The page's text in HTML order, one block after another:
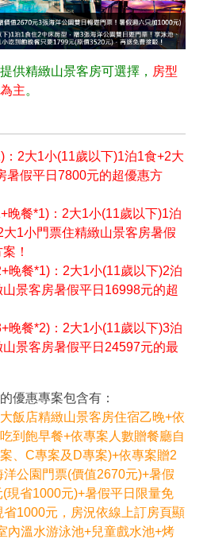
供精緻山景客房可選擇， 房型
主。
2大1小(11歲以下)1泊1食+2大
暑假平日7800元的超優惠方
晚餐*1)：2大1小(11歲以下)1泊
1小門票住精緻山景客房暑假
！
晚餐*1)：2大1小(11歲以下)2泊
景客房暑假平日16998元的超
晚餐*2)：2大1小(11歲以下)3泊
景客房暑假平日24597元的最
優惠專案包含有：
飯店精緻山景客房住宿乙晚+依
到飽早餐+依專案人數贈餐廳自
、C專案及D專案)+依專案贈2
公園門票(價值2670元)+暑假
現省1000元)+暑假平日限量免
1000元，房況依線上訂房頁顯
內溫水游泳池+兒童戲水池+烤